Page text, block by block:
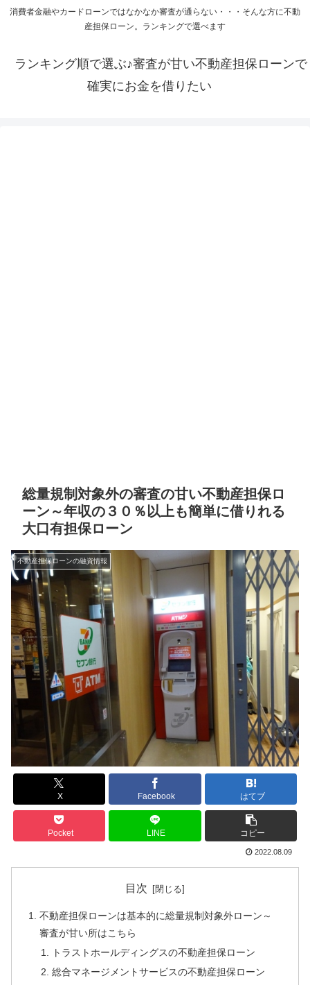
消費者金融やカードローンではなかなか審査が通らない・・・そんな方に不動
産担保ローン。ランキングで選べます
ランキング順で選ぶ♪審査が甘い不動産担保ローンで
確実にお金を借りたい
総量規制対象外の審査の甘い不動産担保ロ
ーン～年収の３０％以上も簡単に借りれる
大口有担保ローン
不動産担保ローンの融資情報
X Facebook はてブ
Pocket LINE コピー
2022.08.09
目次
不動産担保ローンは基本的に総量規制対象外ローン～
審査が甘い所はこちら
トラストホールディングスの不動産担保ローン
総合マネージメントサービスの不動産担保ローン